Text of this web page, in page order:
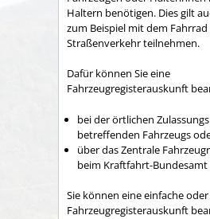
Haltern benötigen. Dies gilt
zum Beispiel mit dem
Straßenverkehr teilnehmen.
Dafür können Sie eine
Fahrzeugregisterauskunft
bei der örtlichen
betreffenden Fahrzeugs
über das Zentrale
beim Kraftfahrt-Bundesamt
Sie können eine einfache
Fahrzeugregisterauskunft